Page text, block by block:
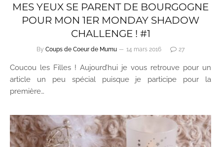
MES YEUX SE PARENT DE BOURGOGNE
POUR MON 1ER MONDAY SHADOW
CHALLENGE ! #1
By Coups de Coeur de Mumu 14 mars 2016 27
Coucou les Filles ! Aujourd’hui je vous retrouve pour un
article un peu spécial puisque je participe pour la
première…